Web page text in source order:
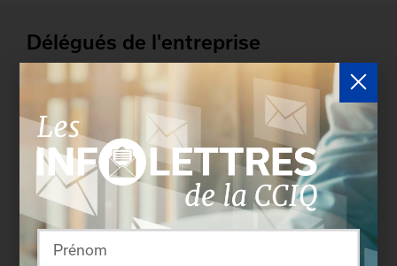
Délégués de l'entreprise
Les entreprises membres peuvent bénéficier d’une
version plus détaillée du répertoire via leur espace
sécurisé.Connectez-vousafin de consulter le
profil complet des entreprises incluant les
coordonnées des délégués inscrits. Vous n'êtes
pas membre? N'attendez plus etdevenez membre!